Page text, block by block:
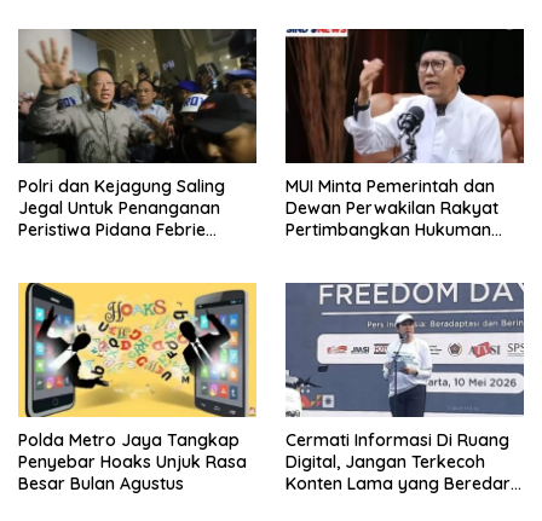
Polri dan Kejagung Saling
Jegal Untuk Penanganan
Peristiwa Pidana Febrie
MUI Minta Pemerintah dan
Dewan Perwakilan Rakyat
Pertimbangkan Hukuman
Polda Metro Jaya Tangkap
Penyebar Hoaks Unjuk Rasa
Besar Bulan Agustus
Cermati Informasi Di Ruang
Digital, Jangan Terkecoh
Konten Lama yang Beredar